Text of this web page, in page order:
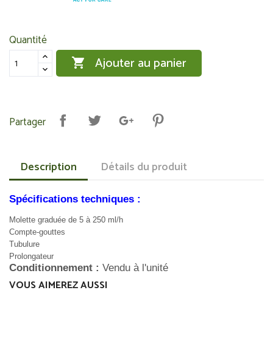
Quantité
 Ajouter au panier
Partager
Description Détails du produit
Spécifications techniques :
Molette graduée de 5 à 250 ml/h
Compte-gouttes
Tubulure
Prolongateur
Conditionnement : Vendu à l'unité
VOUS AIMEREZ AUSSI